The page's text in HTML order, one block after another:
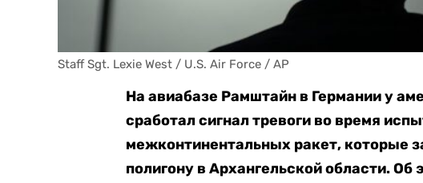
Staff Sgt. Lexie West / U.S. Air Force / AP
На авиабазе Рамштайн в Германии у
сработал сигнал тревоги во время
межконтинентальных ракет, которые
полигону в Архангельской области. Об